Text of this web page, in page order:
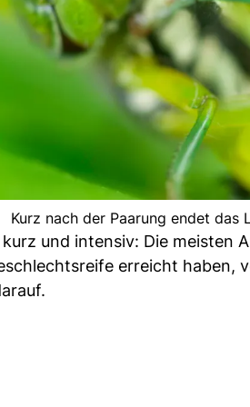
Kurz nach der Paarung endet
und intensiv: Die meisten
erreicht haben,